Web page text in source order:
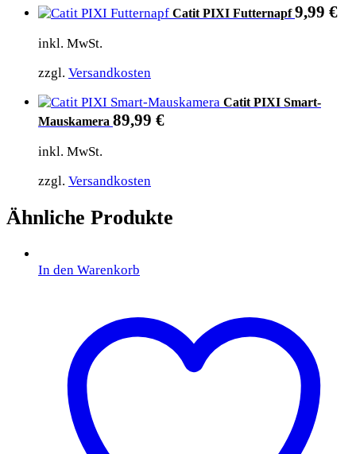
Catit PIXI Futternapf 9,99 €
inkl. MwSt.
zzgl. Versandkosten
Catit PIXI Smart-
Mauskamera 89,99 €
inkl. MwSt.
zzgl. Versandkosten
Ähnliche Produkte
In den Warenkorb